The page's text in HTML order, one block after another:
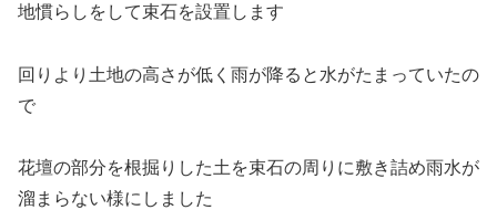
地慣らしをして束石を設置します
回りより土地の高さが低く雨が降ると水がたまっていたの
で
花壇の部分を根掘りした土を束石の周りに敷き詰め雨水が
溜まらない様にしました